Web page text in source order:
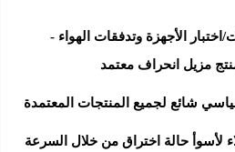
الأجهزة وتدفقات الهواء -
انحراف معتمد
لجميع المنتجات المعتمدة
حالة اختراق من خلال السرعة